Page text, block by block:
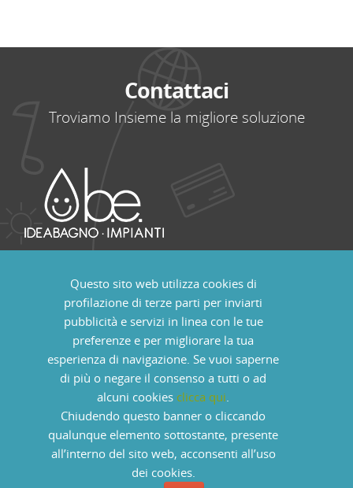
Contattaci
Troviamo Insieme la migliore soluzione
+39 (0165) 23 98 15 uffici
B.E Impianti Ecotecnologici S.r.l
Località Pont Suaz, 88
11020 Charvensod - Aosta - Italia
P.IVA: 01101160073 - REA AO67621
Capitale soc. eur. 80.000 int. vers.
© Copyright 2013. Powered byOfficina Informatica
Questo sito web utilizza cookies di
profilazione di terze parti per inviarti
pubblicità e servizi in linea con le tue
preferenze e per migliorare la tua
esperienza di navigazione. Se vuoi saperne
di più o negare il consenso a tutti o ad
alcuni cookies clicca qui.
Chiudendo questo banner o cliccando
qualunque elemento sottostante, presente
all’interno del sito web, acconsenti all’uso
dei cookies.